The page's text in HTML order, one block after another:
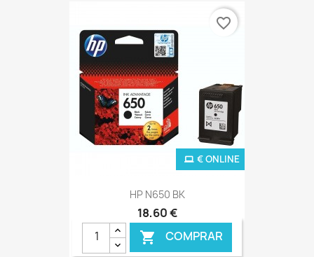
HP N650 BK
18,60 €
 COMPRAR
€ ONLINE
favorite_border